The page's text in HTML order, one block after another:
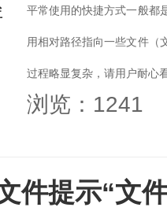
平常使用的快捷方式一般都
用相对路径指向一些文件（
过程略显复杂，请用户耐心
浏览：1241
件提示“文